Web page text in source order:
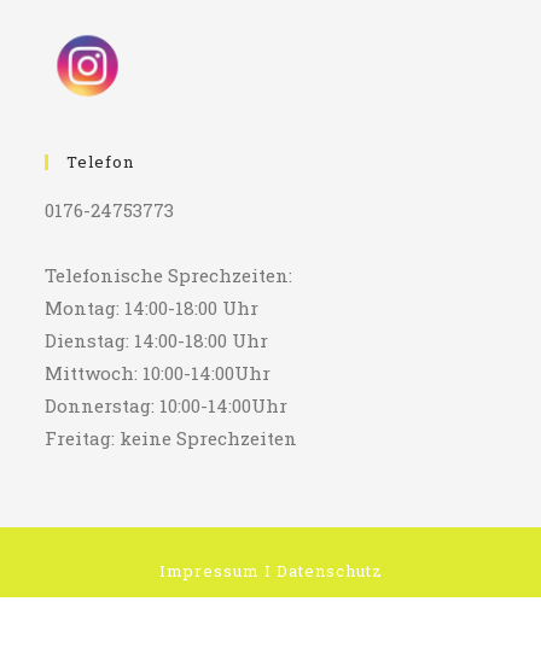
Telefon
0176-24753773
Telefonische Sprechzeiten:
Montag: 14:00-18:00 Uhr
Dienstag: 14:00-18:00 Uhr
Mittwoch: 10:00-14:00Uhr
Donnerstag: 10:00-14:00Uhr
Freitag: keine Sprechzeiten
Impressum I Datenschutz